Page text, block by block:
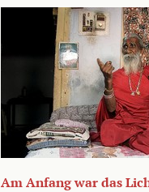
Am Anfang war das